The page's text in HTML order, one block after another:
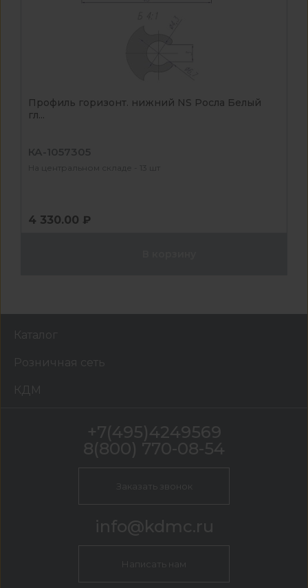
Профиль горизонт. нижний NS Росла Белый
гл...
КА-1057305
На центральном складе - 13 шт
4 330.00 ₽
Каталог
Розничная сеть
КДМ
+7(495)4249569
8(800) 770-08-54
Заказать звонок
info@kdmc.ru
Написать нам